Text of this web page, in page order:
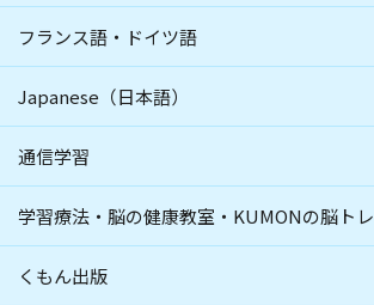
フランス語・ドイツ語
Japanese（日本語）
通信学習
学習療法・脳の健康教室・KUMONの脳トレ
くもん出版